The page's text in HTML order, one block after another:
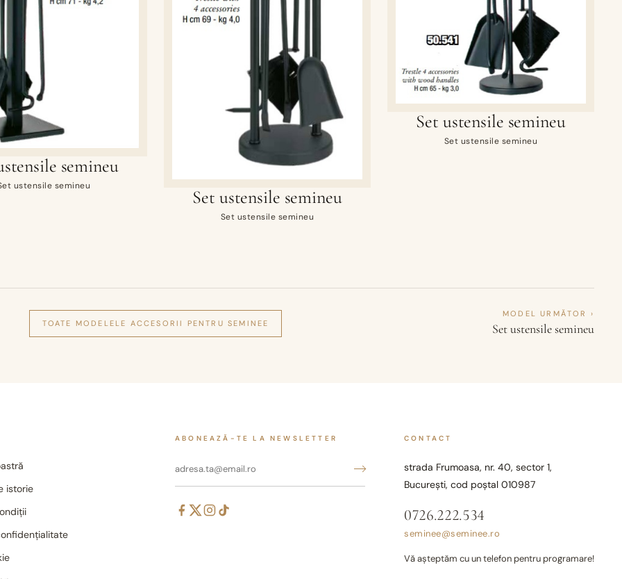
semineu
ustensile semineu
Set ustensile semineu
Set ustensile semineu
Set ustensile semineu
Set ustensile semineu
TOATE MODELELE ACCESORII PENTRU SEMINEE
MODEL URMĂTOR ›
Set ustensile semineu
istorie
ABONEAZĂ-TE LA NEWSLETTER CONTACT
strada Frumoasa, nr. 40, sector 1,
București, cod poștal 010987
0726.222.534
seminee@seminee.ro
Vă așteptăm cu un telefon pentru programare!